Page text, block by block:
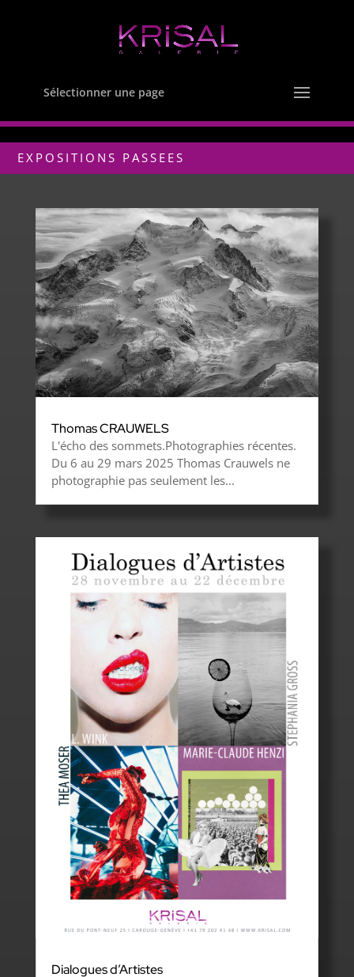
Sélectionner une page
EXPOSITIONS PASSEES
Thomas CRAUWELS
L'écho des sommets.Photographies récentes.
Du 6 au 29 mars 2025 Thomas Crauwels ne
photographie pas seulement les...
Dialogues d’Artistes